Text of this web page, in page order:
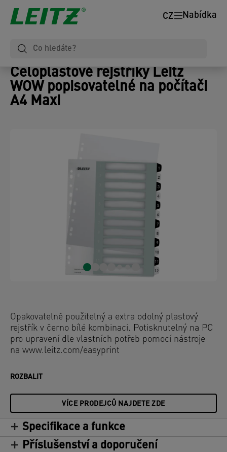
Nabídka
CZ
Celoplastové rejstříky Leitz
WOW popisovatelné na počítači
A4 Maxi
Opakovatelně použitelný a extra odolný plastový
rejstřík v černo bílé kombinaci. Potisknutelný na PC
pro upravení dle vlastních potřeb pomocí nástroje
na www.leitz.com/easyprint
ROZBALIT
VÍCE PRODEJCŮ NAJDETE ZDE
Specifikace a funkce
Příslušenství a doporučení